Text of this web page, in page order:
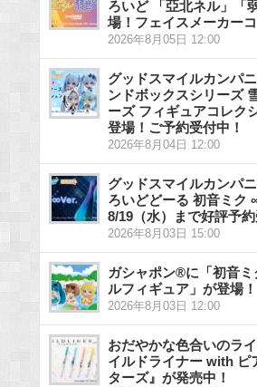
ろいど 「亞北ネル」「
場！フェイスメーカー
2026年8月05日 12:00
グッドスマイルカンパ
ンドボックスシリーズ
ーズ フィギュアコレク
登場！ご予約受付中！
2026年8月04日 12:00
グッドスマイルカンパ
ろいどどーる 初音ミク
8/19（水）まで好評予約
2026年8月03日 15:00
ガシャポン®に「初音
ルフィギュア」が登場！
2026年8月03日 12:00
おだやかな色合いのラ
イルドライナー with ピ
ターズ』が発売中！